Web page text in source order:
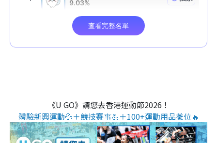
《U GO》請您去香港運動節2026！
體驗新興運動💦＋競技賽事💪＋100+運動用品攤位🔥